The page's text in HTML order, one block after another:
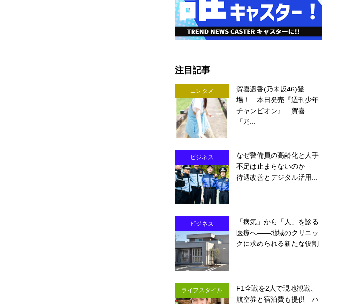
注目記事
エンタメ
賀喜遥香(乃木坂46)登
場！ 本日発売『週刊少年
チャンピオン』 賀喜
「乃...
ビジネス
なぜ警備員の高齢化と人手
不足は止まらないのか――
待遇改善とデジタル活用...
ビジネス
「病気」から「人」を診る
医療へ――地域のクリニッ
クに求められる新たな役割
ライフスタイル
F1全戦を2人で現地観戦、
航空券と宿泊費も提供 ハ